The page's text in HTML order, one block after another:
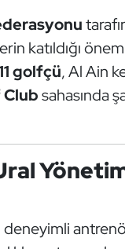
katıldığı
golfçü, Al Ain
sahasında
deneyimli